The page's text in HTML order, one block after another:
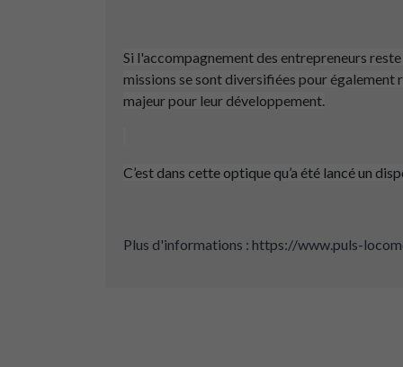
Si l'accompagnement des entrepreneurs
missions se sont diversifiées pour
majeur pour leur développement.
C’est dans cette optique qu’a été lancé un
Plus d'informations : https://www.puls-